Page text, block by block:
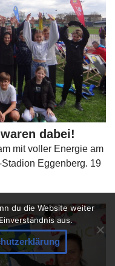
dabei!
mit voller Energie am
Eggenberg. 19
du die Website weiter
aus.